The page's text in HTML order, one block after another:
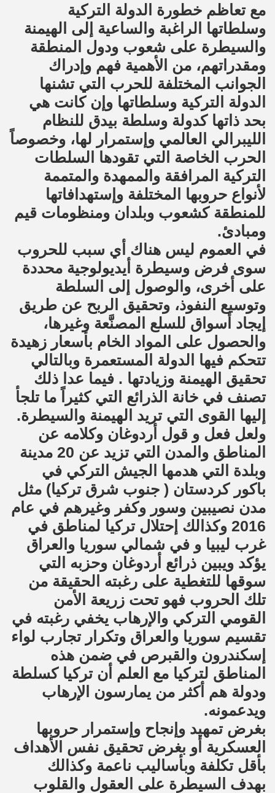
مع تعاظم خطورة الدولة التركية
وسلطاتها الراغبة والساعية إلى الهيمنة
والسيطرة على شعوب ودول المنطقة
ومقدراتهم، من الأهمية فهم وإدراك
الجوانب المختلفة للحرب التي تشنها
الدولة التركية وسلطاتها وإن كانت هي
بحد ذاتها كدولة وسلطة بيدق للنظام
الليبرالي العالمي وإستمرار لها، وخصوصاً
الحرب الخاصة التي تقودها السلطات
التركية المرافقة والممهدة والمتممة
لأنواع حروبها المختلفة وإستهدافاتها
للمنطقة كشعوب وبلدان ومنظومات قيم
ومبادئ.
في العموم ليس هناك أي سبب للحروب
سوى فرض وسيطرة أيديولوجية محددة
على أخرى، والوصول إلى السلطة
وتوسيع النفوذ، وتحقيق الربح عن طريق
إيجاد أسواق للسلع المصنَّعة وغيرها،
والحصول على المواد الخام بأسعار زهيدة
تتحكم فيها الدولة المستعمرة وبالتالي
تحقيق الهيمنة وزيادتها . فيما عدا ذلك
تصنف في خانة الذرائع التي كثيراً ما تلجأ
إليها القوى التي تريد الهيمنة والسيطرة.
ولعل فعل و قول أردوغان وكلامه عن
المناطق والمدن التي تزيد عن 20 مدينة
وبلدة التي هدمها الجيش التركي في
باكور كردستان ( جنوب شرق تركيا) مثل
مدن نصيبين وسور وكفر وغيرهم في عام
2016 وكذالك إحتلال تركيا لمناطق في
غرب ليبيا و في شمالي سوريا والعراق
يؤكد ويبين ذرائع أردوغان وحزبه التي
سوقها للتغطية على رغبته الحقيقة من
تلك الحروب فهو تحت زريعة الأمن
القومي التركي والإرهاب يخفي رغبته في
تقسيم سوريا والعراق وتكرار تجارب لواء
إسكندرون والقبرص في ضمن هذه
المناطق لتركيا مع العلم أن تركيا كسلطة
ودولة هم أكثر من يمارسون الإرهاب
ويدعمونه.
بغرض تمهيد وإنجاح وإستمرار حروبها
العسكرية أو بغرض تحقيق نفس الأهداف
بأقل تكلفة وبأساليب ناعمة وكذالك
بهدف السيطرة على العقول والقلوب